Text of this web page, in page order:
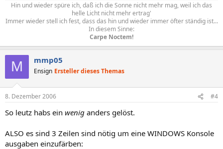
Hin und wieder spüre ich, daß ich die Sonne nicht mehr mag, weil ich das
helle Licht nicht mehr ertrag'
Immer wieder stell ich fest, dass das hin und wieder immer öfter ständig ist...
In diesem Sinne:
Carpe Noctem!
M mmp05
Ensign Ersteller dieses Themas
8. Dezember 2006 #4
So leutz habs ein wenig anders gelöst.
ALSO es sind 3 Zeilen sind nötig um eine WINDOWS Konsole
ausgaben einzufärben: